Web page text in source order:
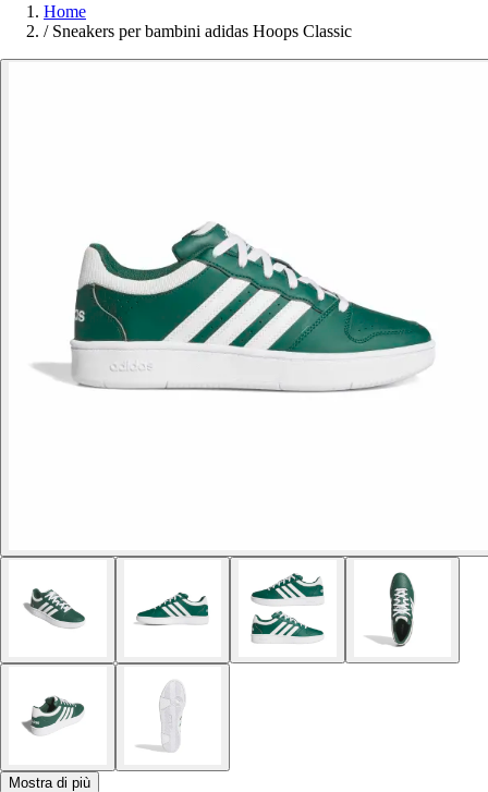
Home
/ Sneakers per bambini adidas Hoops Classic
Mostra di più